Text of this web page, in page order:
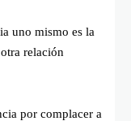
uno mismo es la
relación
por complacer a